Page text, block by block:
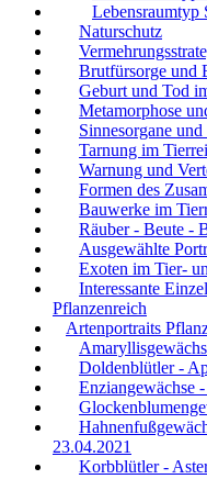
Lebensraumtyp
Naturschutz
Brutfürsorge und
Geburt und Tod
Metamorphose
Sinnesorgane
Tarnung im
Warnung und
Formen des
Bauwerke im
Räuber - Beute -
Ausgewählte
Exoten im Tier-
Interessante
Pflanzenreich
Artenportraits
Doldenblütler -
Enziangewächse
23.04.2021
Korbblütler -